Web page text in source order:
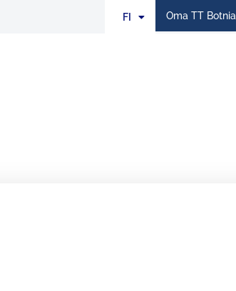
FI
EN Oma TT Botnia